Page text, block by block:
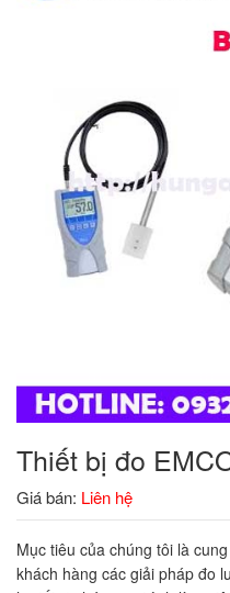
Thiết bị đo
Giá bán: Liên hệ
Mục tiêu của chúng tôi là
khách hàng các giải pháp đo